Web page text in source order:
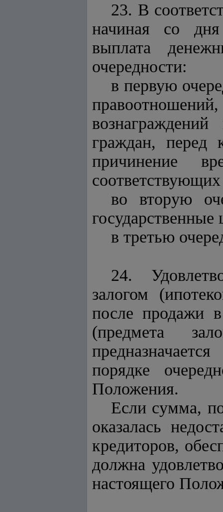
23. В
начиная со дня
выплата
очередности:
в первую
граждан, перед
причинение
во вторую
в третью
24.
залогом
после продажи
(предмета
порядке
Положения.
Если сумма,
оказалась
кредиторов,
должна
настоящего